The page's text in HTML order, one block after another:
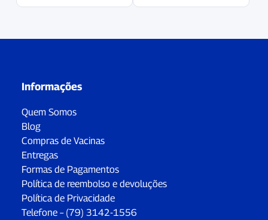
Informações
Quem Somos
Blog
Compras de Vacinas
Entregas
Formas de Pagamentos
Política de reembolso e devoluções
Política de Privacidade
Telefone – (79) 3142-1556